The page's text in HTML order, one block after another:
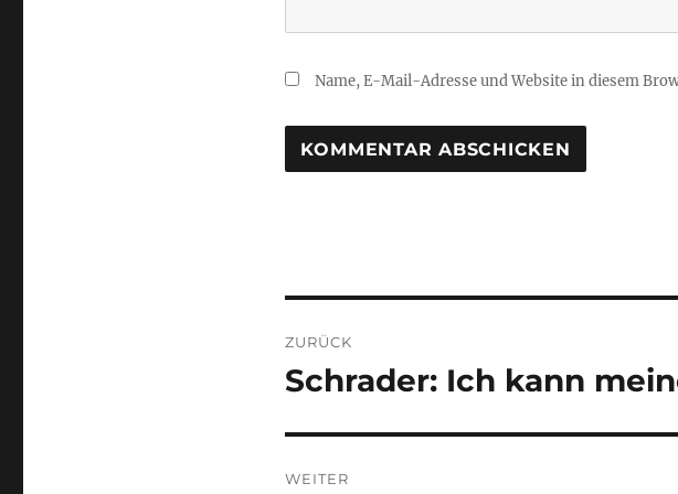
Name, E-Mail-Adresse und Website in diesem
ZURÜCK
Vorheriger
Schrader: Ich kann
WEITER